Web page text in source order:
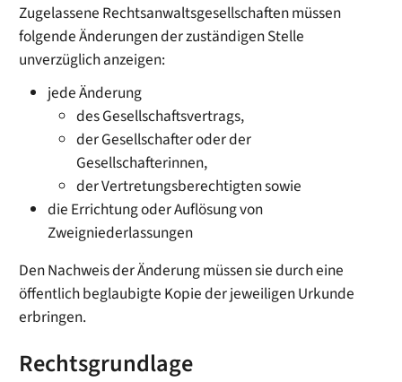
Zugelassene Rechtsanwaltsgesellschaften müssen
folgende Änderungen der zuständigen Stelle
unverzüglich anzeigen:
jede Änderung
des Gesellschaftsvertrags,
der Gesellschafter oder der
Gesellschafterinnen,
der Vertretungsberechtigten sowie
die Errichtung oder Auflösung von
Zweigniederlassungen
Den Nachweis der Änderung müssen sie durch eine
öffentlich beglaubigte Kopie der jeweiligen Urkunde
erbringen.
Rechtsgrundlage